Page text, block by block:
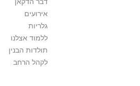
אירועים
גלריות
ללמוד אצלנו
תולדות הבנין
לקהל הרחב